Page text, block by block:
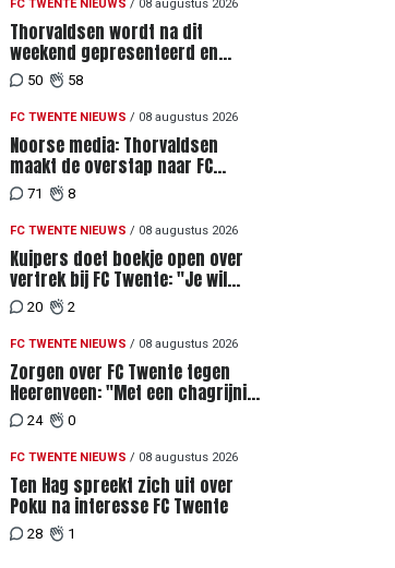
FC TWENTE NIEUWS / 08 augustus 2026
Thorvaldsen wordt na dit
weekend gepresenteerd en
tekent meerjarig contract bij FC
Twente
50 58
FC TWENTE NIEUWS / 08 augustus 2026
Noorse media: Thorvaldsen
maakt de overstap naar FC
Twente
71 8
FC TWENTE NIEUWS / 08 augustus 2026
Kuipers doet boekje open over
vertrek bij FC Twente: "Je wil
ergens heen waar mensen je
waarderen"
20 2
FC TWENTE NIEUWS / 08 augustus 2026
Zorgen over FC Twente tegen
Heerenveen: "Met een chagrijnig
gevoel richting Slowakije"
24 0
FC TWENTE NIEUWS / 08 augustus 2026
Ten Hag spreekt zich uit over
Poku na interesse FC Twente
28 1